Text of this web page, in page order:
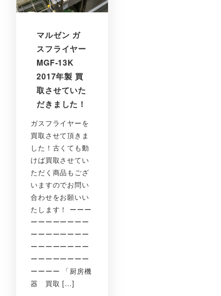
マルゼン ガ
スフライヤー
MGF-13K
2017年製 買
取させていた
だきました！
ガスフライヤーを
買取させて頂きま
した！古くても動
けば買取させてい
ただく商品もござ
いますのでお問い
合わせをお願いい
たします！ ーーー
ーーーーーーーー
ーーーーーーーー
ーーーーーーーー
ーーーーーーーー
ーーーー 「厨房機
器 買取 […]